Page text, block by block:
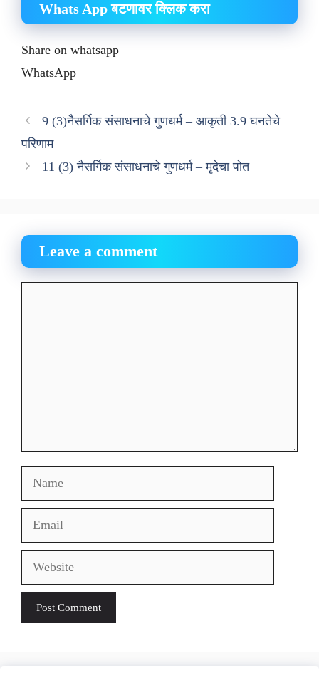
Whats App बटणावर क्लिक करा
Share on whatsapp
WhatsApp
9 (3)नैसर्गिक संसाधनाचे गुणधर्म – आकृती 3.9 घनतेचे
परिणाम
11 (3) नैसर्गिक संसाधनाचे गुणधर्म – मृदेचा पोत
Leave a comment
Name
Email
Website